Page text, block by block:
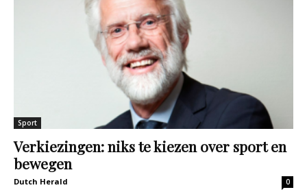
Sport
Verkiezingen: niks te kiezen over sport en
bewegen
Dutch Herald 0